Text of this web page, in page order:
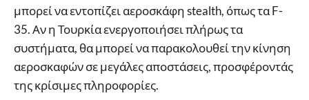
μπορεί να εντοπίζει αεροσκάφη stealth, όπως τα F-
35. Αν η Τουρκία ενεργοποιήσει πλήρως τα
συστήματα, θα μπορεί να παρακολουθεί την κίνηση
αεροσκαφών σε μεγάλες αποστάσεις, προσφέροντάς
της κρίσιμες πληροφορίες.